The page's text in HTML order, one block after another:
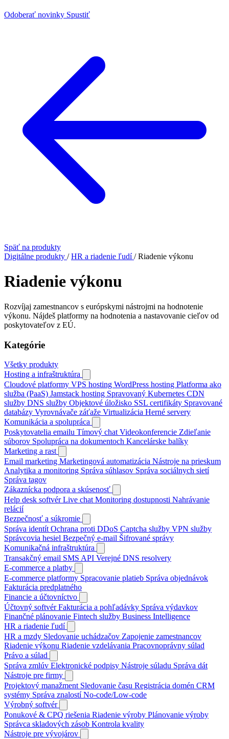
Odoberať novinky Spustiť
Späť na produkty
Digitálne produkty / HR a riadenie ľudí/ Riadenie výkonu
Riadenie výkonu
Rozvíjaj zamestnancov s európskymi nástrojmi na hodnotenie
výkonu. Nájdeš platformy na hodnotenia a nastavovanie cieľov od
poskytovateľov z EÚ.
Kategórie
Všetky produkty
Hosting a infraštruktúra
Cloudové platformy VPS hosting WordPress hosting Platforma ako
služba (PaaS) Jamstack hosting Spravovaný Kubernetes CDN
služby DNS služby Objektové úložisko SSL certifikáty Spravované
databázy Vyrovnávače záťaže Virtualizácia Herné servery
Komunikácia a spolupráca
Poskytovatelia emailu Tímový chat Videokonferencie Zdieľanie
súborov Spolupráca na dokumentoch Kancelárske balíky
Marketing a rast
Email marketing Marketingová automatizácia Nástroje na prieskum
Analytika a monitoring Správa súhlasov Správa sociálnych sietí
Správa tagov
Zákaznícka podpora a skúsenosť
Help desk softvérLive chat Monitoring dostupnosti Nahrávanie
relácií
Bezpečnosť a súkromie
Správa identít Ochrana proti DDoS Captcha služby VPN služby
Správcovia hesiel Bezpečný e-mail Šifrované správy
Komunikačná infraštruktúra
Transakčný email SMS API Verejné DNS resolvery
E-commerce a platby
E-commerce platformy Spracovanie platieb Správa objednávok
Fakturácia predplatného
Financie a účtovníctvo
Účtovný softvérFakturácia a pohľadávky Správa výdavkov
Finančné plánovanie Fintech služby Business Intelligence
HR a riadenie ľudí
HR a mzdy Sledovanie uchádzačov Zapojenie zamestnancov
Riadenie výkonu Riadenie vzdelávania Pracovnoprávny súlad
Právo a súlad
Správa zmlúv Elektronické podpisy Nástroje súladu Správa dát
Nástroje pre firmy
Projektový manažment Sledovanie času Registrácia domén CRM
systémy Správa znalostíNo-code/Low-code
Výrobný softvér
Ponukové & CPQ riešenia Riadenie výroby Plánovanie výroby
Správca skladových zásob Kontrola kvality
Nástroje pre vývojárov